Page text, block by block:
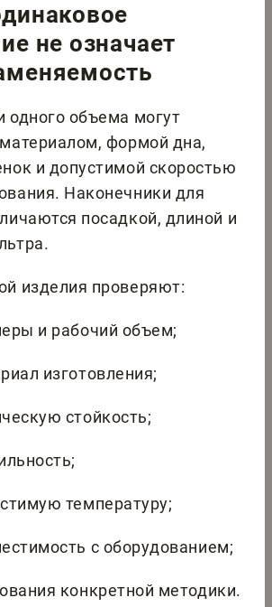
не означает
одного объема могут
формой дна,
и допустимой скоростью
Наконечники для
посадкой, длиной и
изделия проверяют:
и рабочий объем;
изготовления;
стойкость;
температуру;
с оборудованием;
конкретной методики.